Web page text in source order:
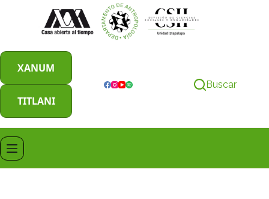
XANUM
TITLANI
Buscar